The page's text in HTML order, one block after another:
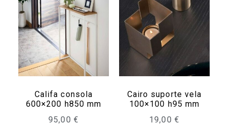
Califa consola
600×200 h850 mm
95,00 €
Cairo suporte vela
100×100 h95 mm
19,00 €